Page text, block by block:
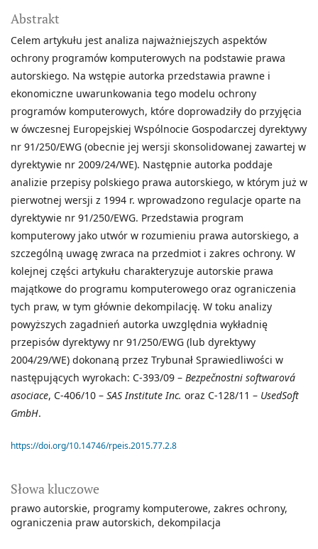
Słowa kluczowe
prawo autorskie programy komputerowe zakres ochrony
ograniczenia praw autorskich dekompilacja
Abstrakt
Celem artykułu jest analiza najważniejszych aspektów
ochrony programów komputerowych na podstawie prawa
autorskiego. Na wstępie autorka przedstawia prawne i
ekonomiczne uwarunkowania tego modelu ochrony
programów komputerowych, które doprowadziły do przyjęcia
w ówczesnej Europejskiej Wspólnocie Gospodarczej dyrektywy
nr 91/250/EWG (obecnie jej wersji skonsolidowanej zawartej w
dyrektywie nr 2009/24/WE). Następnie autorka poddaje
analizie przepisy polskiego prawa autorskiego, w którym już w
pierwotnej wersji z 1994 r. wprowadzono regulacje oparte na
dyrektywie nr 91/250/EWG. Przedstawia program
komputerowy jako utwór w rozumieniu prawa autorskiego, a
szczególną uwagę zwraca na przedmiot i zakres ochrony. W
kolejnej części artykułu charakteryzuje autorskie prawa
majątkowe do programu komputerowego oraz ograniczenia
tych praw, w tym głównie dekompilację. W toku analizy
powyższych zagadnień autorka uwzględnia wykładnię
przepisów dyrektywy nr 91/250/EWG (lub dyrektywy
2004/29/WE) dokonaną przez Trybunał Sprawiedliwości w
następujących wyrokach: C-393/09 – Bezpečnostni softwarová
asociace, C-406/10 – SAS Institute Inc. oraz C-128/11 – UsedSoft
GmbH.
https://doi.org/10.14746/rpeis.2015.77.2.8